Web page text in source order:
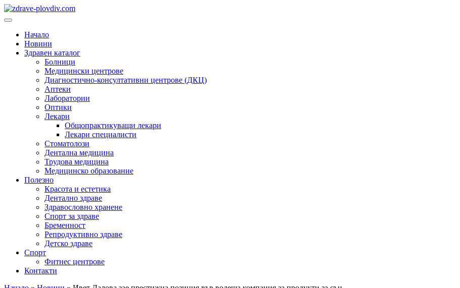
Преминете
към
Основно
Начало
Новини
Здравен каталог
Болници
Медицински центрове
Диагностично-консултативни центрове (ДКЦ)
Аптеки
Лаборатории
Оптики
Лекари
Общопрактикуващи лекари
Лекари специалисти
Стоматолози
Дентална медицина
Трудова медицина
Медицинско образование
Полезно
Красота и естетика
Дентално здраве
Здравословно хранене
Спорт за здраве
Бременност
Репродуктивно здраве
Детско здраве
Спорт
Фитнес центрове
Контакти